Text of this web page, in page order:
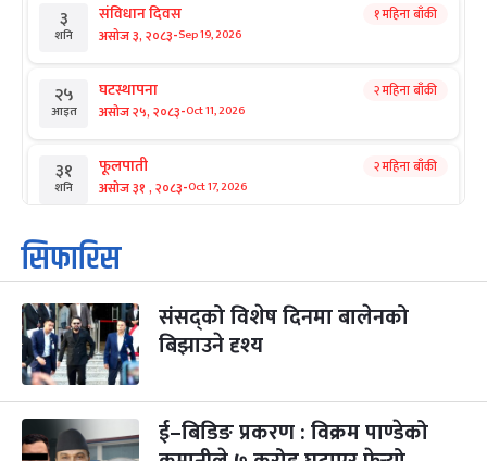
३
शनि
संविधान दिवस
असोज ३, २०८३-Sep 19, 2026
१ महिना बाँकी
२५
आइत
घटस्थापना
असोज २५, २०८३-Oct 11, 2026
२ महिना बाँकी
३१
शनि
फूलपाती
असोज ३१ , २०८३-Oct 17, 2026
२ महिना बाँकी
१
आइत
कार्तिक सङ्क्रान्ति
कार्तिक १, २०८३
३
मंगल
महानवमी
कार्तिक ३, २०८३-Oct 20, 2026
२ महिना बाँकी
४
बुध कार्तिक ४, २०८३ -Oct 21, 2026
सिफारिस
संसद्को विशेष दिनमा बालेनको
बिझाउने दृश्य
ई–बिडिङ प्रकरण : विक्रम पाण्डेको